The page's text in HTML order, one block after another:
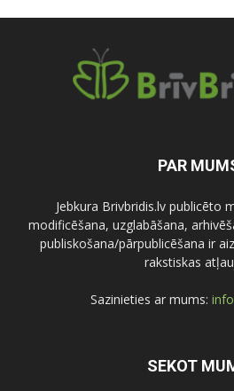
PAR
Jebkura Brivbridis.lv publicēto
modificēšana, uzglabāšana,
publiskošana/pārpublicēšana ir
rakstiskas
Sazinieties ar mums:
SEKOT